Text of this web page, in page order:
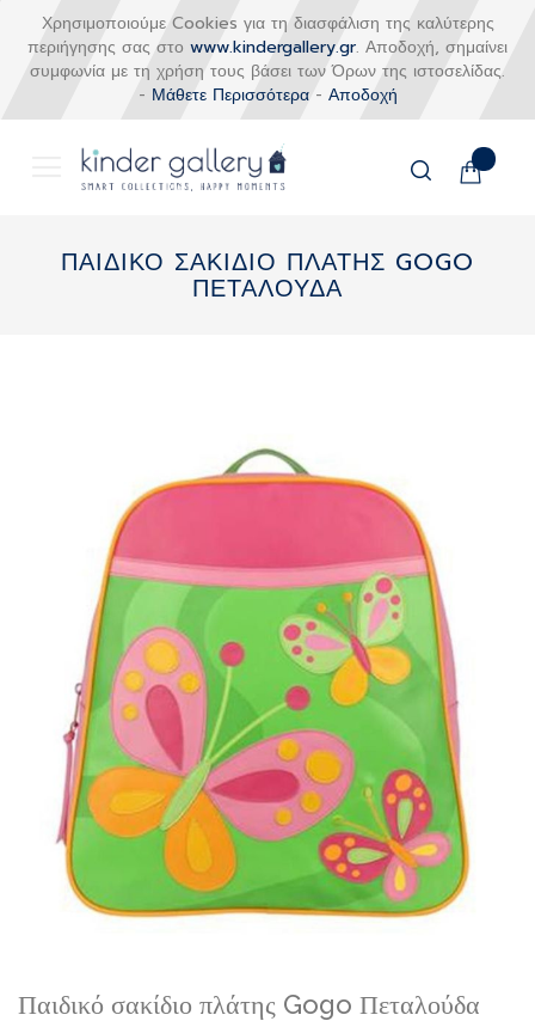
Χρησιμοποιούμε Cookies για τη διασφάλιση της καλύτερης
περιήγησης σας στο www.kindergallery.gr. Αποδοχή, σημαίνει
συμφωνία με τη χρήση τους βάσει των Όρων της ιστοσελίδας.
- Μάθετε Περισσότερα- Αποδοχή
Το
περιεχόμενο
ΠΑΙΔΙΚΟ ΣΑΚΙΔΙΟ ΠΛΑΤΗΣ GOGO
ΠΕΤΑΛΟΥΔΑ
Παιδικό σακίδιο πλάτης Gogo Πεταλούδα
Skip